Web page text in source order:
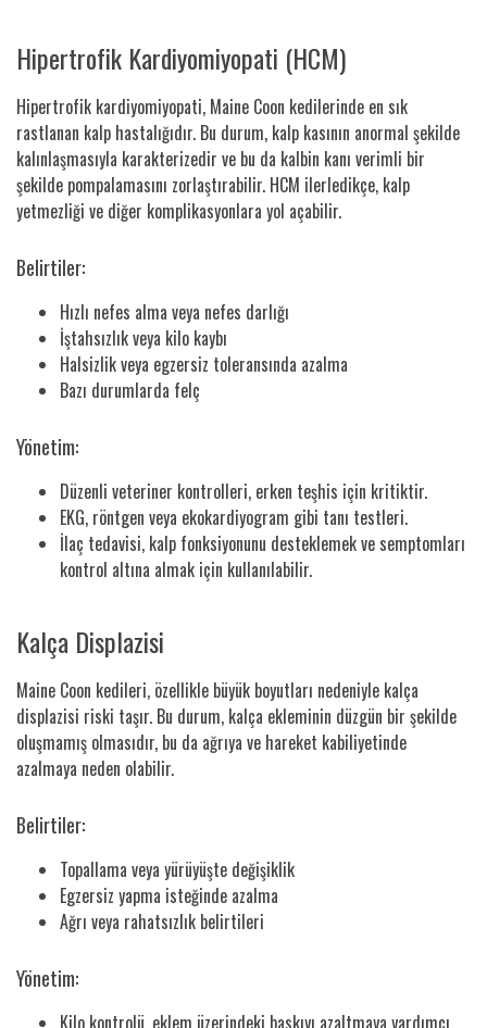
Hipertrofik Kardiyomiyopati (HCM)
Hipertrofik kardiyomiyopati, Maine Coon kedilerinde en sık
rastlanan kalp hastalığıdır. Bu durum, kalp kasının anormal şekilde
kalınlaşmasıyla karakterizedir ve bu da kalbin kanı verimli bir
şekilde pompalamasını zorlaştırabilir. HCM ilerledikçe, kalp
yetmezliği ve diğer komplikasyonlara yol açabilir.
Belirtiler:
Hızlı nefes alma veya nefes darlığı
İştahsızlık veya kilo kaybı
Halsizlik veya egzersiz toleransında azalma
Bazı durumlarda felç
Yönetim:
Düzenli veteriner kontrolleri, erken teşhis için kritiktir.
EKG, röntgen veya ekokardiyogram gibi tanı testleri.
İlaç tedavisi, kalp fonksiyonunu desteklemek ve semptomları
kontrol altına almak için kullanılabilir.
Kalça Displazisi
Maine Coon kedileri, özellikle büyük boyutları nedeniyle kalça
displazisi riski taşır. Bu durum, kalça ekleminin düzgün bir şekilde
oluşmamış olmasıdır, bu da ağrıya ve hareket kabiliyetinde
azalmaya neden olabilir.
Belirtiler:
Topallama veya yürüyüşte değişiklik
Egzersiz yapma isteğinde azalma
Ağrı veya rahatsızlık belirtileri
Yönetim:
Kilo kontrolü, eklem üzerindeki baskıyı azaltmaya yardımcı